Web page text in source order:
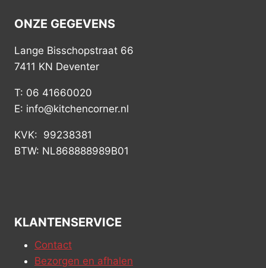
ONZE GEGEVENS
Lange Bisschopstraat 66
7411 KN Deventer
T: 06 41660020
E: info@kitchencorner.nl
KVK: 99238381
BTW: NL868888989B01
KLANTENSERVICE
Contact
Bezorgen en afhalen